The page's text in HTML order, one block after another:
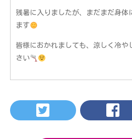
残暑に入りましたが、まだまだ身体
ます
皆様におかれましても、涼しく冷や
さい